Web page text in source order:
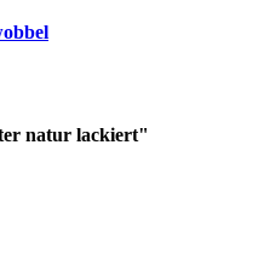
natur lackiert"